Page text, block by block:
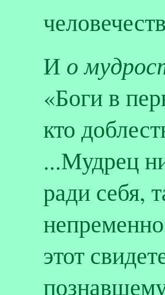
И о
«Боги в
кто
...Мудрец
ради себя,
этот